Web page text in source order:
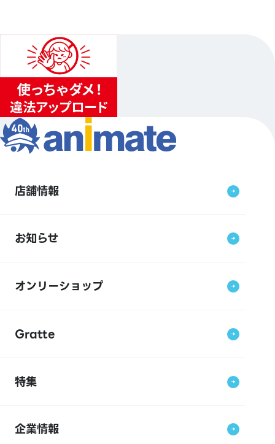
店舗情報
お知らせ
オンリーショップ
Gratte
特集
企業情報